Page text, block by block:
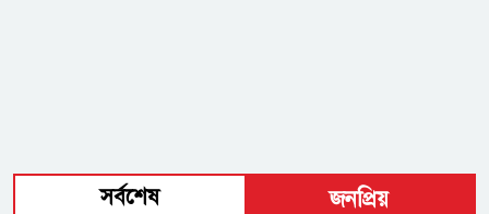
সর্বশেষ জনপ্রিয়